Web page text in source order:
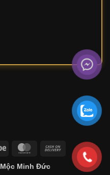
Stripe MasterCardCash
On
Delivery
Mộc Minh Đức